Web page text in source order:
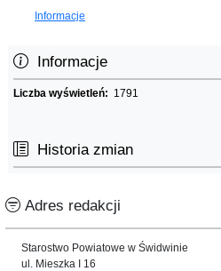
Informacje
Informacje
Liczba wyświetleń: 1791
Historia zmian
Adres redakcji
Starostwo Powiatowe w Świdwinie
ul. Mieszka I 16